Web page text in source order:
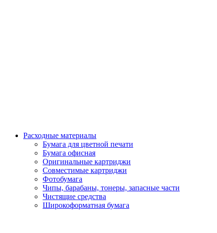
Расходные материалы
Бумага для цветной печати
Бумага офисная
Оригинальные картриджи
Совместимые картриджи
Фотобумага
Чипы, барабаны, тонеры, запасные части
Чистящие средства
Широкоформатная бумага